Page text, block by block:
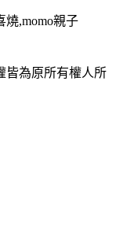
燒,momo親子
皆為原所有權人所